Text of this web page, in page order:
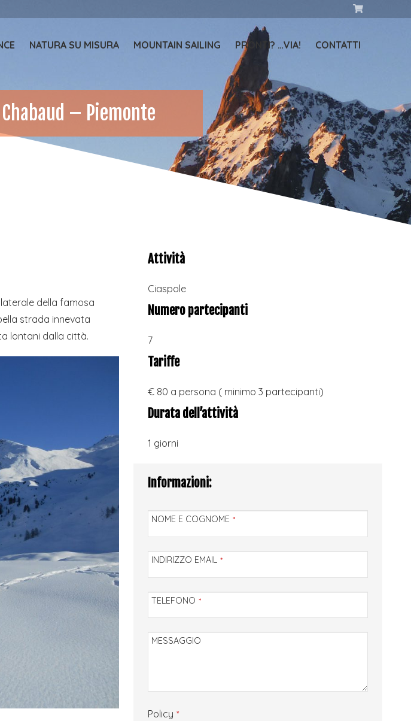
NATURA SU MISURA MOUNTAIN SAILING PRONTI? …VIA! CONTATTI
– Piemonte
laterale della famosa
strada innevata
lontani dalla città.
Attività
Ciaspole
Numero partecipanti
7
Tariffe
€ 80 a persona ( minimo 3 partecipanti)
Durata dell’attività
1 giorni
Informazioni:
NOME E COGNOME *
INDIRIZZO EMAIL *
TELEFONO *
MESSAGGIO
Policy *